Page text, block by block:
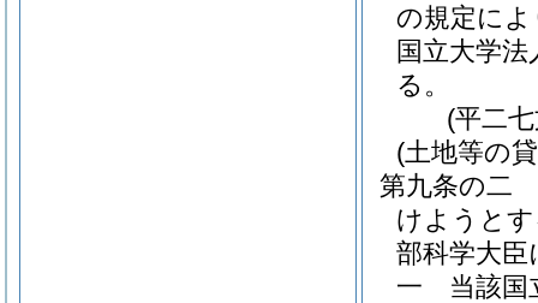
の規定に
国立大学
る。
(平二
(土地等の
第九条の二
けようと
部科学大
一
当該国